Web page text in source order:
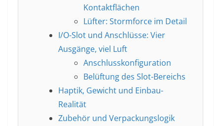
Kontaktflächen
Lüfter: Stormforce im Detail
I/O-Slot und Anschlüsse: Vier
Ausgänge, viel Luft
Anschlusskonfiguration
Belüftung des Slot-Bereichs
Haptik, Gewicht und Einbau-
Realität
Zubehör und Verpackungslogik